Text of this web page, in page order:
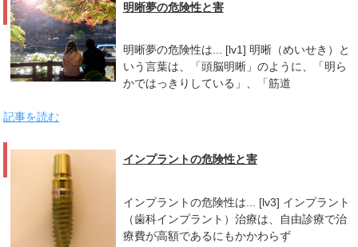
明晰夢の危険性と害
明晰夢の危険性は... [lv1] 明晰（めいせき）と
いう言葉は、「頭脳明晰」のように、「明ら
かではっきりしている」、「筋道
記事を読む
インプラントの危険性と害
インプラントの危険性は... [lv3] インプラント
（歯科インプラント）治療は、自由診療で治
療費が高額であるにもかかわらず